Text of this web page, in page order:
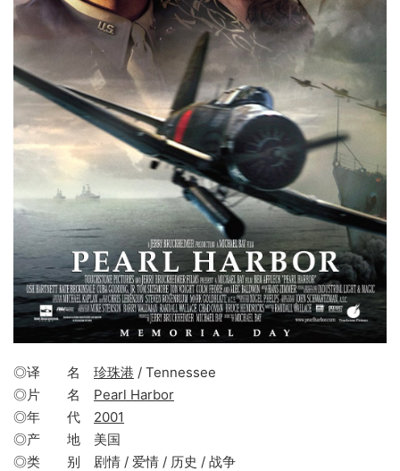
◎译 名 珍珠港 / Tennessee
◎片 名 Pearl Harbor
◎年 代 2001
◎产 地 美国
◎类 别 剧情 / 爱情 / 历史 / 战争